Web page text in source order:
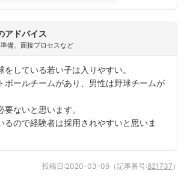
フォローしました
の企業もフォローしませんか？
アドバイス
備、面接プロセスなど
している若い子は入りやすい。
ボールチームがあり、男性は野球チームが
ないと思います。
るので経験者は採用されやすいと思いま
投稿日:2020-03-09 （記事番号:821737 ）